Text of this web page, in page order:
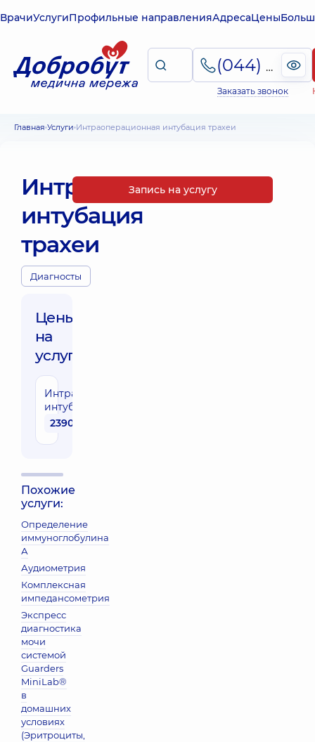
ВрачиУслугиПрофильные направленияАдресаЦены
(044) 495-2-888
Заказать звонок
Главная Услуги Интраоперационная интубация трахеи
Интраоперационная
интубация
трахеи
Диагносты
Цены
на
услуги:
Интраоперационная
интубация трахеи
2390 грн
Похожие
услуги:
Определение
иммуноглобулина
А
Аудиометрия
Комплексная
импедансометрия
Экспресс
диагностика
мочи
системой
Guarders
MiniLab®
в
домашних
условиях
(Эритроциты,
Запись на услугу